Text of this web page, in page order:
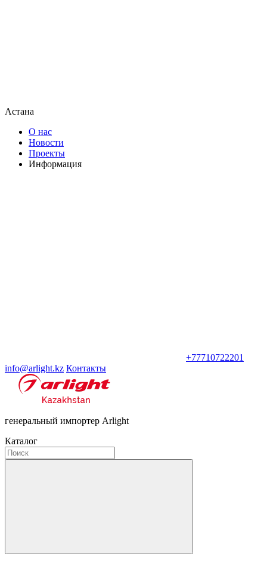
Астана
О нас
Новости
Проекты
Информация
+77710722201
info@arlight.kz Контакты
генеральный импортер Arlight
Каталог